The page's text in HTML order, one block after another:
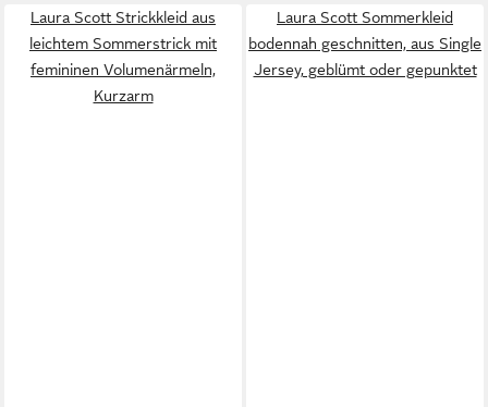
Laura Scott Strickkleid aus
leichtem Sommerstrick mit
femininen Volumenärmeln,
Kurzarm
Laura Scott Sommerkleid
bodennah geschnitten, aus Single
Jersey, geblümt oder gepunktet